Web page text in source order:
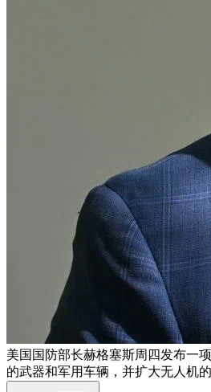
美国国防部长赫格塞斯周四发布一
的武器和军用车辆，并扩大无人机